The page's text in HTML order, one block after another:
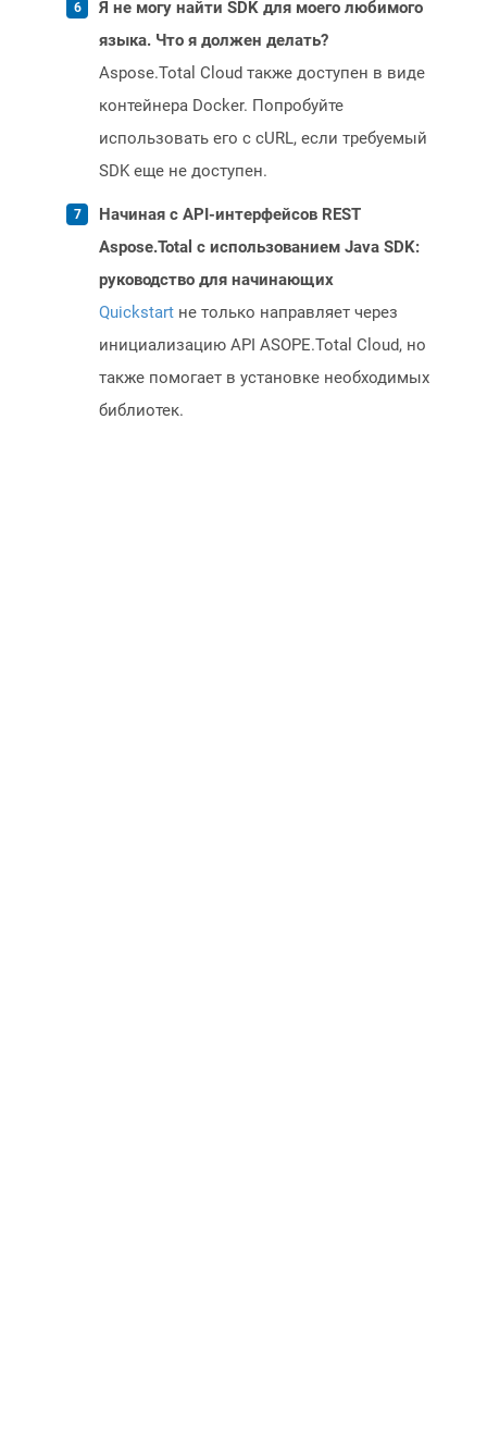
Я не могу найти SDK для моего любимого
языка. Что я должен делать?
Aspose.Total Cloud также доступен в виде
контейнера Docker. Попробуйте
использовать его с cURL, если требуемый
SDK еще не доступен.
Начиная с API-интерфейсов REST
Aspose.Total с использованием Java SDK:
руководство для начинающих
Quickstart не только направляет через
инициализацию API ASOPE.Total Cloud, но
также помогает в установке необходимых
библиотек.